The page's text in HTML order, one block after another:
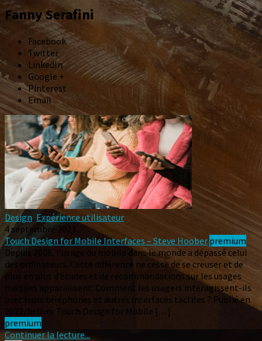
Fanny Serafini
Facebook
Twitter
LinkedIn
Google +
Pinterest
Email
Design, Expérience utilisateur
4 septembre 2023
Touch Design for Mobile Interfaces – Steve Hoober premium
Depuis 2008, l’usage du mobile dans le monde a dépassé celui
des ordinateurs. Cette différence ne cesse de se creuser et de
plus en plus d’études et de recommandations sur les usages
mobiles apparaissent. Comment les usagers interagissent-ils
avec leurs téléphones et autres interfaces tactiles ? Publié en
2022, le livre Touch Design for Mobile […]
premium
Continuer la lecture...